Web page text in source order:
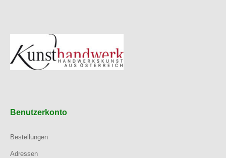
Benutzerkonto
Bestellungen
Adressen